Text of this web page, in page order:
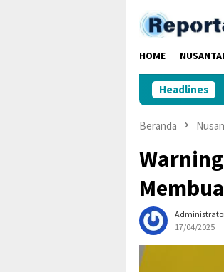
konten
HOME
Headlines
Beranda
17/04/2025